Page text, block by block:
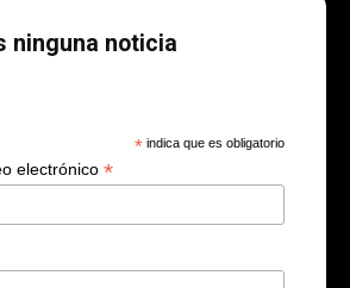
ninguna noticia
* indica que es obligatorio
electrónico *